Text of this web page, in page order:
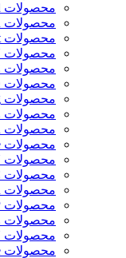
محصولات ChoiceMMed
محصولات CIBER
محصولات Coloplast
محصولات COMEON
محصولات EASY LIFE
محصولات EASYGLUCO
محصولات Emsig
محصولات EXEL
محصولات GLAMOR
محصولات Goldfine
محصولات HARTMANN
محصولات HUBDIC
محصولات KULZER
محصولات LP
محصولات MAXEL
محصولات MAXY
محصولات Microlife